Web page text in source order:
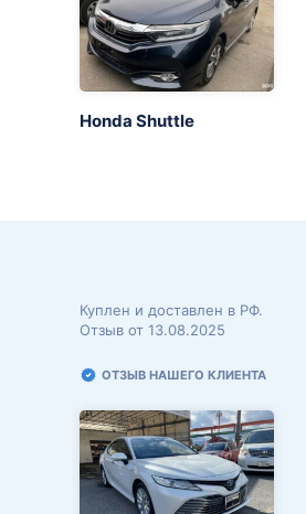
Honda Shuttle
Куплен и доставлен в РФ.
Отзыв от 13.08.2025
ОТЗЫВ НАШЕГО КЛИЕНТА